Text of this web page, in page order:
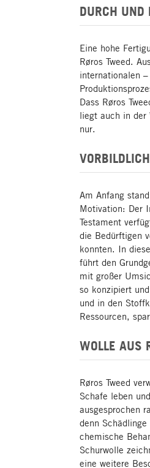
DURCH UND
Eine hohe
Røros Tweed.
internationalen
Dass Røros
liegt auch in der
nur.
VORBILDLICH
Am Anfang
Motivation: Der
Testament
die Bedürftigen
konnten. In
führt den
mit großer
so konzipiert
und in den
Ressourcen,
WOLLE AUS
Røros Tweed
Schafe leben
ausgesprochen
denn
chemische
Schurwolle
eine weitere